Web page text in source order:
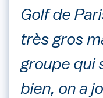
Golf de
très gros
groupe qui
bien, on a